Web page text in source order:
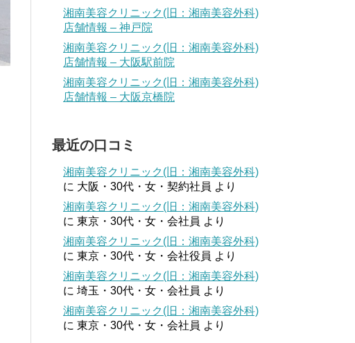
湘南美容クリニック(旧：湘南美容外科)
店舗情報 – 神戸院
湘南美容クリニック(旧：湘南美容外科)
店舗情報 – 大阪駅前院
湘南美容クリニック(旧：湘南美容外科)
店舗情報 – 大阪京橋院
最近の口コミ
湘南美容クリニック(旧：湘南美容外科)
に 大阪・30代・女・契約社員 より
湘南美容クリニック(旧：湘南美容外科)
に 東京・30代・女・会社員 より
湘南美容クリニック(旧：湘南美容外科)
に 東京・30代・女・会社役員 より
湘南美容クリニック(旧：湘南美容外科)
に 埼玉・30代・女・会社員 より
湘南美容クリニック(旧：湘南美容外科)
に 東京・30代・女・会社員 より